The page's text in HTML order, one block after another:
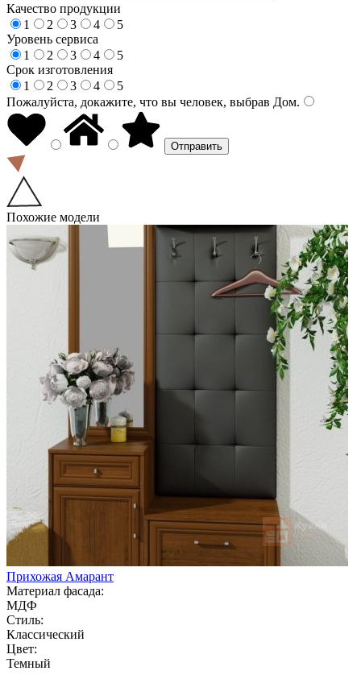
Качество продукции
1
2 3 4
5
Уровень сервиса
1
2 3 4
5
Срок изготовления
1
2 3 4
5
Пожалуйста, докажите, что вы человек, выбрав Дом.
Похожие модели
Прихожая Амарант
Материал фасада:
МДФ
Стиль:
Классический
Цвет:
Темный